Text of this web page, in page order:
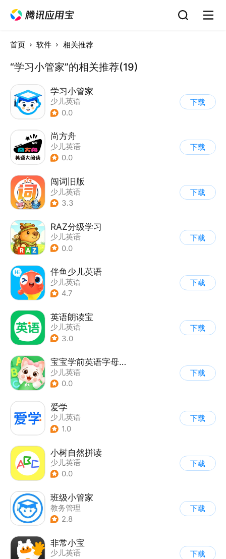
首页 软件 相关推荐
“学习小管家”的相关推荐(19)
学习小管家
少儿英语
0.0
下载
尚方舟
少儿英语
0.0
下载
闯词旧版
少儿英语
3.3
下载
RAZ分级学习
少儿英语
0.0
下载
伴鱼少儿英语
少儿英语
4.7
下载
英语朗读宝
少儿英语
3.0
下载
宝宝学前英语字母学习
少儿英语
0.0
下载
爱学
少儿英语
1.0
下载
小树自然拼读
少儿英语
0.0
下载
班级小管家
教务管理
2.8
下载
非常小宝
少儿英语
下载